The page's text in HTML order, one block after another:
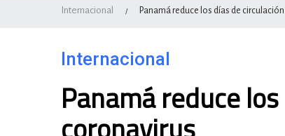
Internacional / Panamá reduce los días de
Internacional
Panamá reduce